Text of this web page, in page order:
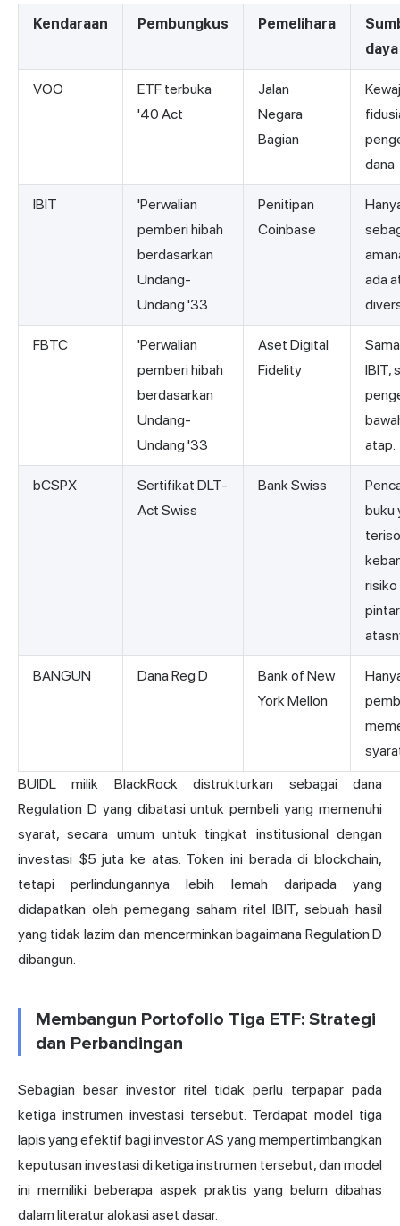
Kendaraan Pembungkus Pemelihara
VOO
ETF terbuka
'40 Act
Jalan
Negara
Bagian
dana
IBIT
'Perwalian
pemberi hibah
berdasarkan
Undang-
Undang '33
Penitipan
Coinbase
ada
FBTC
'Perwalian
pemberi hibah
berdasarkan
Undang-
Undang '33
Aset Digital
Fidelity
IBIT,
atap.
bCSPX
Sertifikat DLT-
Act Swiss
Bank Swiss
buku
BANGUN Dana Reg D
Bank of New
York Mellon
BUIDL milik BlackRock distrukturkan sebagai dana
Regulation D yang dibatasi untuk pembeli yang memenuhi
syarat, secara umum untuk tingkat institusional dengan
investasi $5 juta ke atas. Token ini berada di blockchain,
tetapi perlindungannya lebih lemah daripada yang
didapatkan oleh pemegang saham ritel IBIT, sebuah hasil
yang tidak lazim dan mencerminkan bagaimana Regulation D
dibangun.
Membangun Portofolio Tiga ETF: Strategi
dan Perbandingan
Sebagian besar investor ritel tidak perlu terpapar pada
ketiga instrumen investasi tersebut. Terdapat model tiga
lapis yang efektif bagi investor AS yang mempertimbangkan
keputusan investasi di ketiga instrumen tersebut, dan model
ini memiliki beberapa aspek praktis yang belum dibahas
dalam literatur alokasi aset dasar.